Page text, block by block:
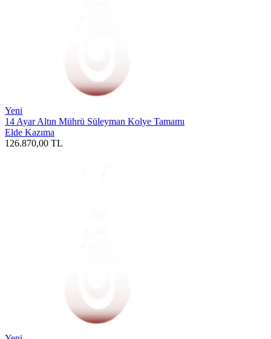
Yeni
14 Ayar Altın Mührü Süleyman Kolye Tamamı
Elde Kazıma
126.870,00 TL